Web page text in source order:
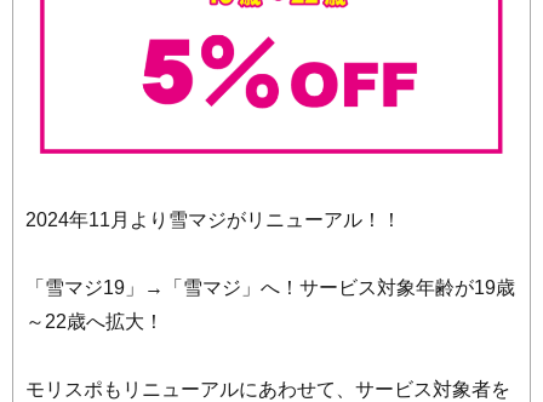
2024年11月より雪マジがリニューアル！！
「雪マジ19」→「雪マジ」へ！サービス対象年齢が19歳
～22歳へ拡大！
モリスポもリニューアルにあわせて、サービス対象者を